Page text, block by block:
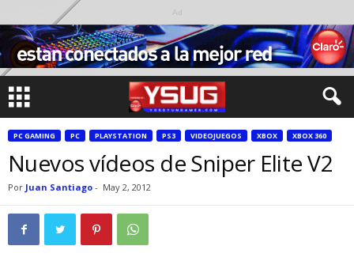
Ad
PC GAMING PC PLAYSTATION PS3 VIDEOJUEGOS XBOX XBOX 360
Nuevos vídeos de Sniper Elite V2
Por Juan Santiago - May 2, 2012